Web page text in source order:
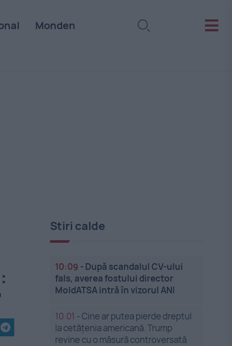
Monden
Stiri calde
10:09 - După scandalul CV-ului
fals, averea fostului director
MoldATSA intră în vizorul ANI
10:01 -Cine ar putea pierde dreptul
la cetățenia americană. Trump
revine cu o măsură controversată